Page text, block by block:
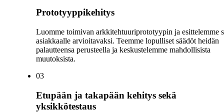
Prototyyppikehitys
Luomme toimivan arkkitehtuuriprototyypin ja esittelemme
asiakkaalle arvioitavaksi. Teemme lopulliset säädöt heidän
palautteensa perusteella ja keskustelemme mahdollisista
muutoksista.
03
Etupään ja takapään kehitys sekä
yksikkötestaus